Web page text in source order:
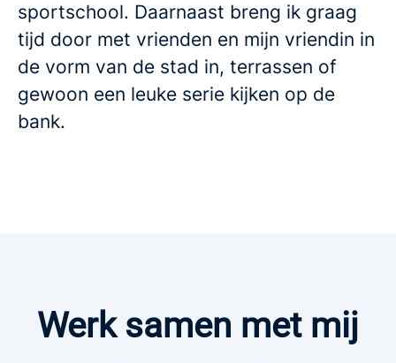
sportschool. Daarnaast breng ik graag
tijd door met vrienden en mijn vriendin in
de vorm van de stad in, terrassen of
gewoon een leuke serie kijken op de
bank.
Werk samen met mij